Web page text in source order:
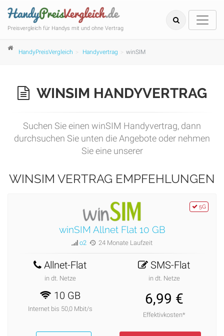
Preisvergleich für Handys mit und ohne Vertrag
HandyPreisVergleich Handyvertrag winSIM
WINSIM HANDYVERTRAG
Suchen Sie einen winSIM Handyvertrag, dann
durchsuchen Sie unten die Angebote oder nehmen
Sie eine unserer
WINSIM VERTRAG EMPFEHLUNGEN
5G
winSIM Allnet Flat 10 GB
o2 24 Monate Laufzeit
Allnet-Flat
in dt. Netze
SMS-Flat
in dt. Netze
10 GB
Internet bis 50,0 Mbit/s
6,99 €
Effektivkosten*